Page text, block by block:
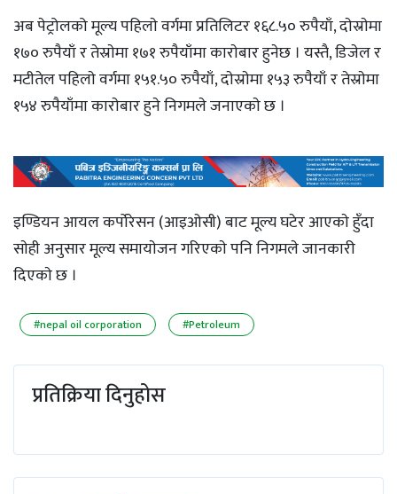
अब पेट्रोलको मूल्य पहिलाे वर्गमा प्रतिलिटर १६८.५० रुपैयाँ, दाेस्राेमा
१७० रुपैयाँ र तेस्राेमा १७१ रुपैयाँमा काराेबार हुनेछ । यस्तै, डिजेल र
मटीतेल पहिलाे वर्गमा १५१.५० रुपैयाँ, दाेस्राेमा १५३ रुपैयाँ र तेस्राेमा
१५४ रुपैयाँमा काराेबार हुने निगमले जनाएकाे छ ।
इण्डियन आयल कर्पाेरेसन (आइओसी) बाट मूल्य घटेर आएकाे हुँदा
साेही अनुसार मूल्य समायाेजन गरिएकाे पनि निगमले जानकारी
दिएकाे छ ।
#nepal oil corporation #Petroleum
प्रतिक्रिया दिनुहोस